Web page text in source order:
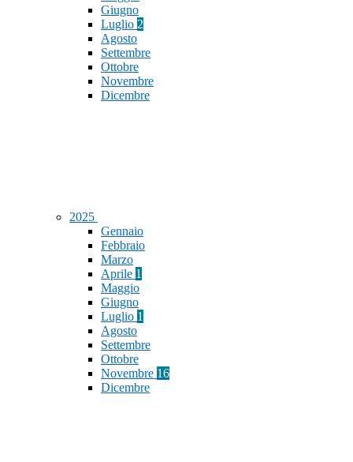
Giugno
Luglio 2
Agosto
Settembre
Ottobre
Novembre
Dicembre
2025
Gennaio
Febbraio
Marzo
Aprile 1
Maggio
Giugno
Luglio 1
Agosto
Settembre
Ottobre
Novembre 16
Dicembre